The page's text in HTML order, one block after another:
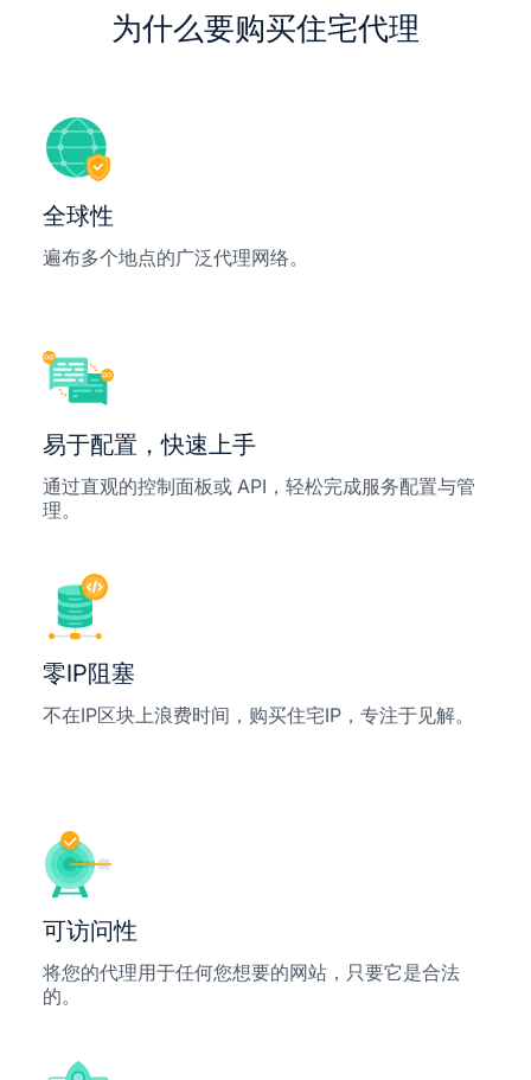
为什么要购买住宅代理
全球性
遍布多个地点的广泛代理网络。
易于配置，快速上手
通过直观的控制面板或 API，轻松完成服务配置与管
理。
零IP阻塞
不在IP区块上浪费时间，购买住宅IP，专注于见解。
可访问性
将您的代理用于任何您想要的网站，只要它是合法
的。